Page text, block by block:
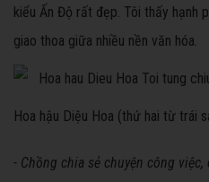
kiểu Ấn Độ rất đẹp. Tôi thấy hạnh
giao thoa giữa nhiều nền văn hóa.
Hoa hậu Diệu Hoa (thứ hai từ trái
- Chồng chia sẻ chuyện công